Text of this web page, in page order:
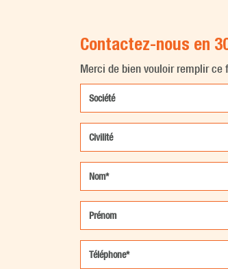
Contactez-nous en
Merci de bien vouloir remplir ce